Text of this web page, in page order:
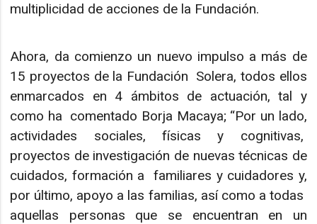
multiplicidad de acciones de la Fundación.
Ahora, da comienzo un nuevo impulso a más de
15 proyectos de la Fundación Solera, todos ellos
enmarcados en 4 ámbitos de actuación, tal y
como ha comentado Borja Macaya; “Por un lado,
actividades sociales, físicas y cognitivas,
proyectos de investigación de nuevas técnicas de
cuidados, formación a familiares y cuidadores y,
por último, apoyo a las familias, así como a todas
aquellas personas que se encuentran en un